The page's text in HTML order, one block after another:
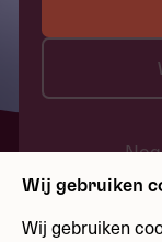
Wij gebruiken
Wij gebruiken